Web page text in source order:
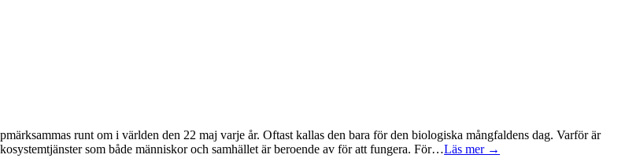
runt om i världen den 22 maj varje år. Oftast kallas den bara för den biologiska mångfaldens dag. Varför är
som både människor och samhället är beroende av för att fungera. För…Läs mer →